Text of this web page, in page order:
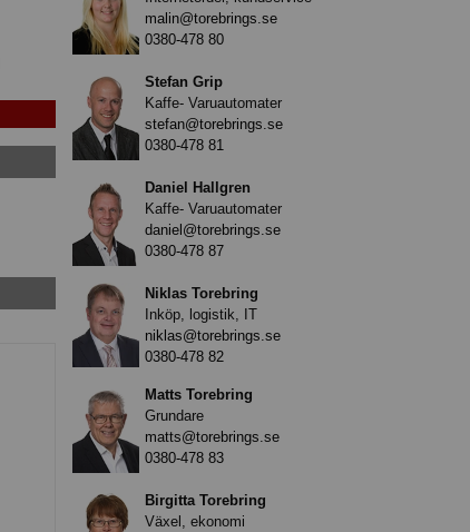
malin@torebrings.se
0380-478 80
Stefan Grip
Kaffe- Varuautomater
stefan@torebrings.se
0380-478 81
Daniel Hallgren
Kaffe- Varuautomater
daniel@torebrings.se
0380-478 87
Niklas Torebring
Inköp, logistik, IT
niklas@torebrings.se
0380-478 82
Matts Torebring
Grundare
matts@torebrings.se
0380-478 83
Birgitta Torebring
Växel, ekonomi